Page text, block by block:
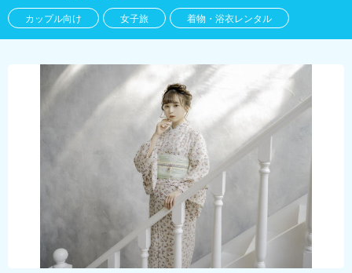
カップル向け 女子旅 着物・浴衣レンタル